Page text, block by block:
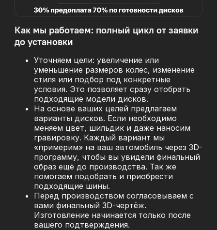
Как мы работаем: полный цикл от заявки
до установки
Уточняем цели: увеличение или
уменьшение размеров колес, изменение
стиля или подбор под конкретные
условия. Это позволяет сразу отобрать
подходящие модели дисков.
На основе ваших целей предлагаем
варианты дисков. Если необходимо
меняем цвет, шильдик и даже наносим
гравировку. Каждый вариант мы
«примерим» на ваш автомобиль через 3D-
программу, чтобы вы увидели финальный
образ ещё до производства. Так же
помогаем подобрать и приобрести
подходящие шины.
Перед производством согласовываем с
вами финальный 3D-чертёж.
Изготовление начинается только после
вашего подтверждения.